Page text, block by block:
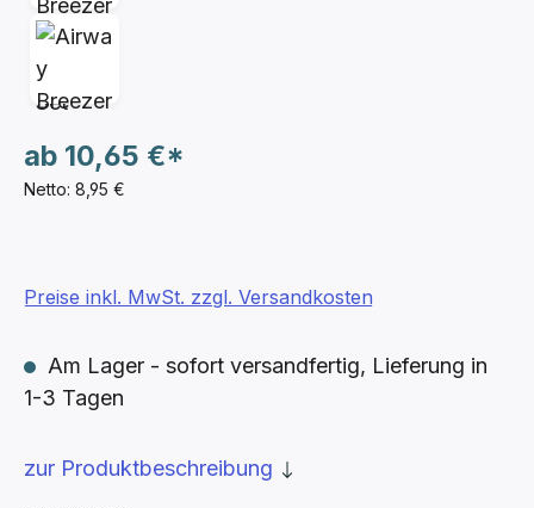
Netto: 8,95 €
ab 10,65 €*
Preise inkl. MwSt. zzgl. Versandkosten
Am Lager - sofort versandfertig, Lieferung in
1-3 Tagen
zur Produktbeschreibung